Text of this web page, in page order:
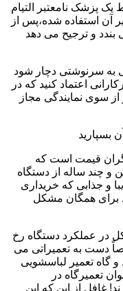
پزشک نامعتبر التیام
آن استفاده شده،پس از
و ترجیح می دهد
به سرنوشتی دچار شود
اعتماد کنید که در
سوی نمایندگی مجاز
بسپارید
گران قیمت است که
و چند ساله از دستگاه
و جذابی که خریداری
برای همگان مشکل
در عملکرد دستگاه رخ
دست به تعمیراتی می
گاه تعمیر لباسشویی
تعمیرگاه در
غافل از این که این